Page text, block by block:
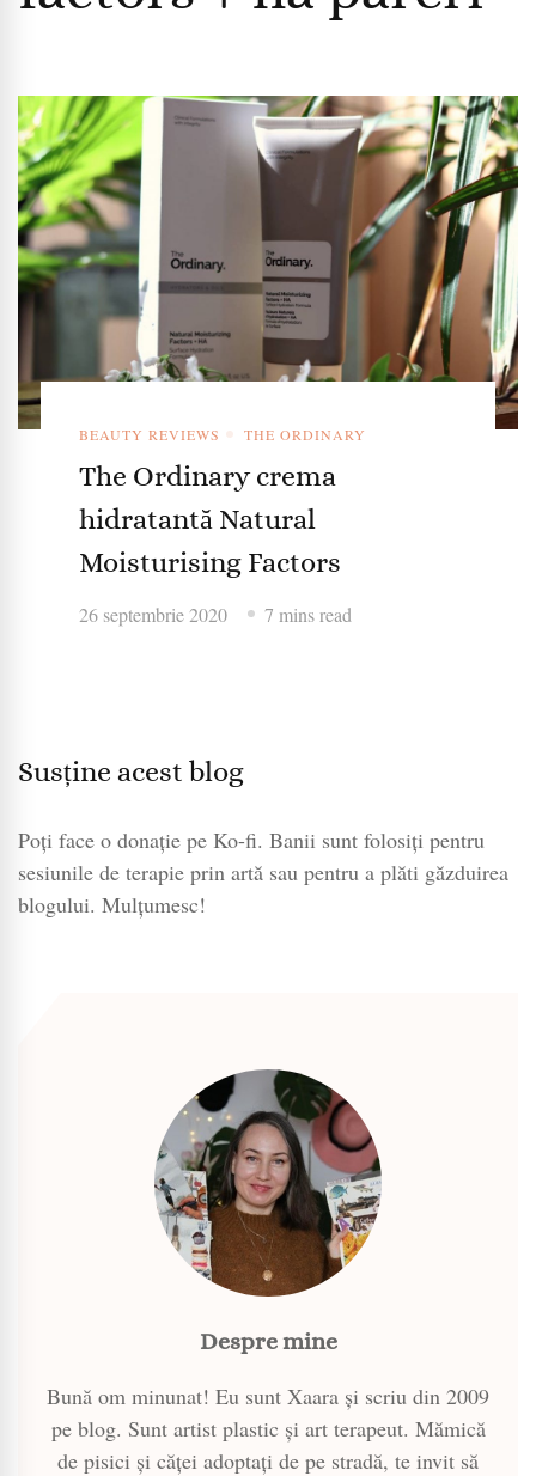
BEAUTY REVIEWS THE ORDINARY
The Ordinary crema
hidratantă Natural
Moisturising Factors
26 septembrie 2020 7 mins read
Susține acest blog
Poți face o donație pe Ko-fi. Banii sunt folosiți pentru
sesiunile de terapie prin artă sau pentru a plăti găzduirea
blogului. Mulțumesc!
Despre mine
Bună om minunat! Eu sunt Xaara și scriu din 2009
pe blog. Sunt artist plastic și art terapeut. Mămică
de pisici și căței adoptați de pe stradă, te invit să